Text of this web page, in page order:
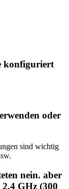
konfiguriert
oder
sind wichtig
nein. aber
GHz (300